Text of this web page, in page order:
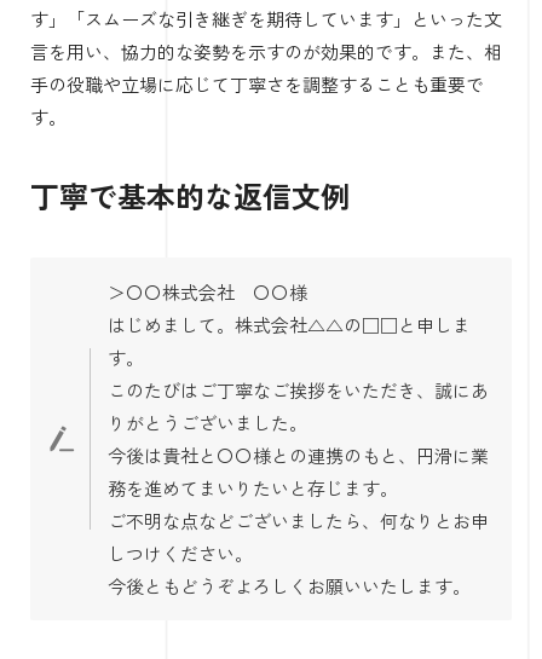
す」「スムーズな引き継ぎを期待しています」といった文
言を用い、協力的な姿勢を示すのが効果的です。また、相
手の役職や立場に応じて丁寧さを調整することも重要で
す。
丁寧で基本的な返信文例
＞〇〇株式会社 〇〇様
はじめまして。株式会社△△の□□と申しま
す。
このたびはご丁寧なご挨拶をいただき、誠にあ
りがとうございました。
今後は貴社と〇〇様との連携のもと、円滑に業
務を進めてまいりたいと存じます。
ご不明な点などございましたら、何なりとお申
しつけください。
今後ともどうぞよろしくお願いいたします。